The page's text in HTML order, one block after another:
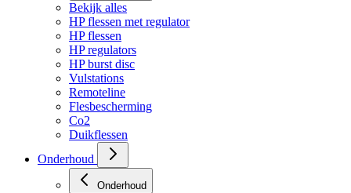
Bekijk alles
HP flessen met regulator
HP flessen
HP regulators
HP burst disc
Vulstations
Remoteline
Flesbescherming
Co2
Duikflessen
Onderhoud
Onderhoud